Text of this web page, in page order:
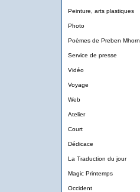
Peinture, arts plastiques
Photo
Poèmes de Preben Mhorn
Service de presse
Vidéo
Voyage
Web
Atelier
Court
Dédicace
La Traduction du jour
Magic Printemps
Occident